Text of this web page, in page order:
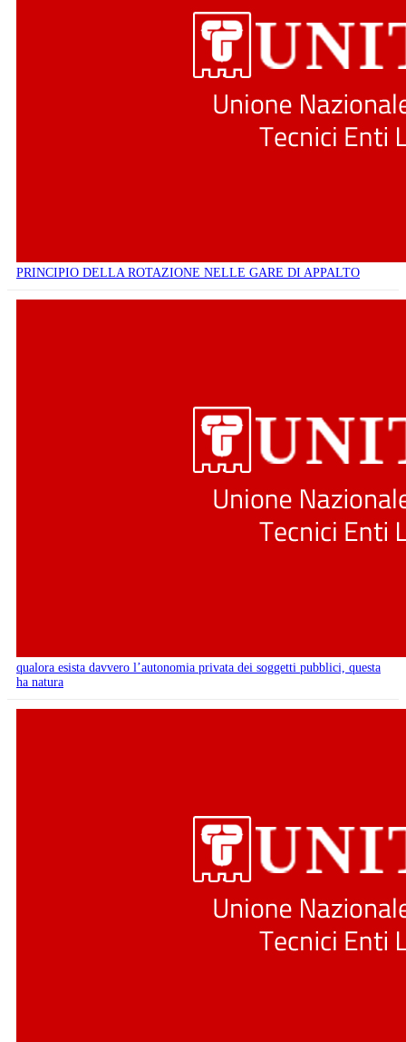
PRINCIPIO DELLA ROTAZIONE NELLE GARE DI APPALTO
qualora esista davvero l’autonomia privata dei soggetti pubblici, questa
ha natura